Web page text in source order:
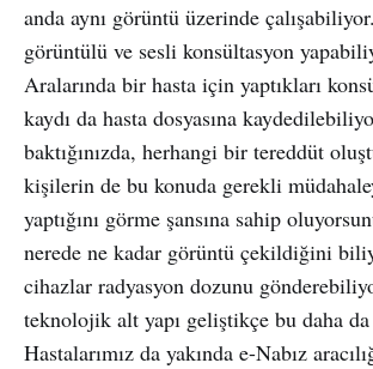
anda aynı görüntü üzerinde
görüntülü ve sesli konsültasyon
Aralarında bir hasta için yaptıkları
kaydı da hasta dosyasına
baktığınızda, herhangi bir tereddüt
kişilerin de bu konuda gerekli
yaptığını görme şansına sahip
nerede ne kadar görüntü çekildiğini
cihazlar radyasyon dozunu
teknolojik alt yapı geliştikçe bu daha
Hastalarımız da yakında e-Nabız